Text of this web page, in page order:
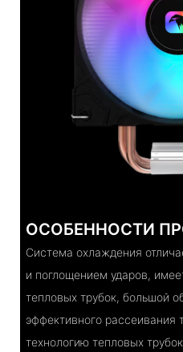
ОСОБЕННОСТИ
Система охлаждения
и поглощением ударов,
тепловых трубок, большой
эффективного рассеивания
технологию тепловых